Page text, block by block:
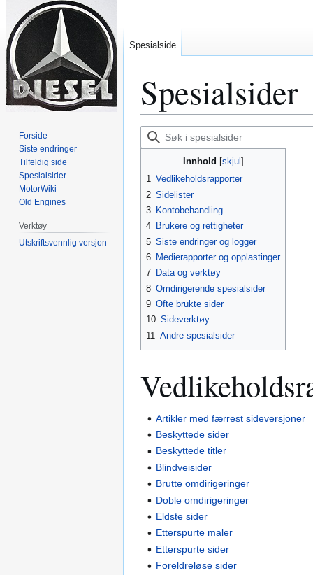
Spesialsider
Hopp
til
navigering
Hopp
til
Søk
i
spesialsiderInnhold
1 Vedlikeholdsrapporter
2 Sidelister
3 Kontobehandling
4 Brukere og rettigheter
5 Siste endringer og logger
6 Medierapporter og opplastinger
7 Data og verktøy
8 Omdirigerende spesialsider
9 Ofte brukte sider
10 Sideverktøy
11 Andre spesialsider
Artikler med færrest sideversjoner
Beskyttede sider
Beskyttede titler
Blindveisider
Brutte omdirigeringer
Doble omdirigeringer
Eldste sider
Etterspurte maler
Etterspurte sider
Foreldreløse sider
Spesialside
Forside
Siste endringer
Tilfeldig side
Spesialsider
MotorWiki
Old Engines
Verktøy
Utskriftsvennlig versjon